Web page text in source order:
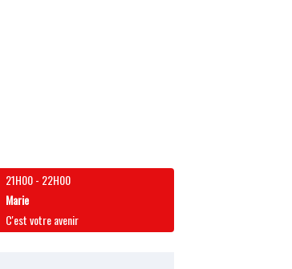
21H00- 22H00
Marie
C'est votre avenir